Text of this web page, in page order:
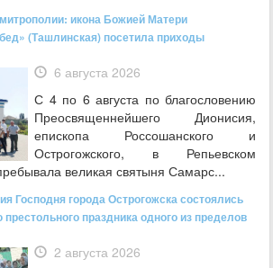
икона Божией Матери
(Ташлинская) посетила приходы
6 августа 2026
С 4 по 6 августа по благословению
Преосвященнейшего Дионисия,
епископа Россошанского и
Острогожского, в Репьевском
великая святыня Самарс...
Господня города Острогожска состоялись
праздника одного из пределов
2 августа 2026